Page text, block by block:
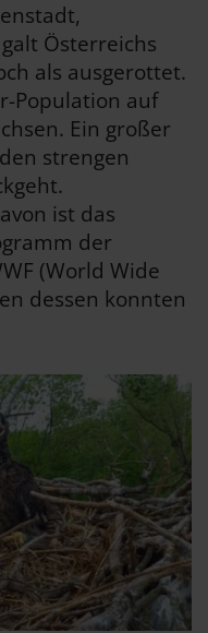
Österreichs
als ausgerottet.
Population auf
Ein großer
strengen
ist das
der
(World Wide
dessen konnten